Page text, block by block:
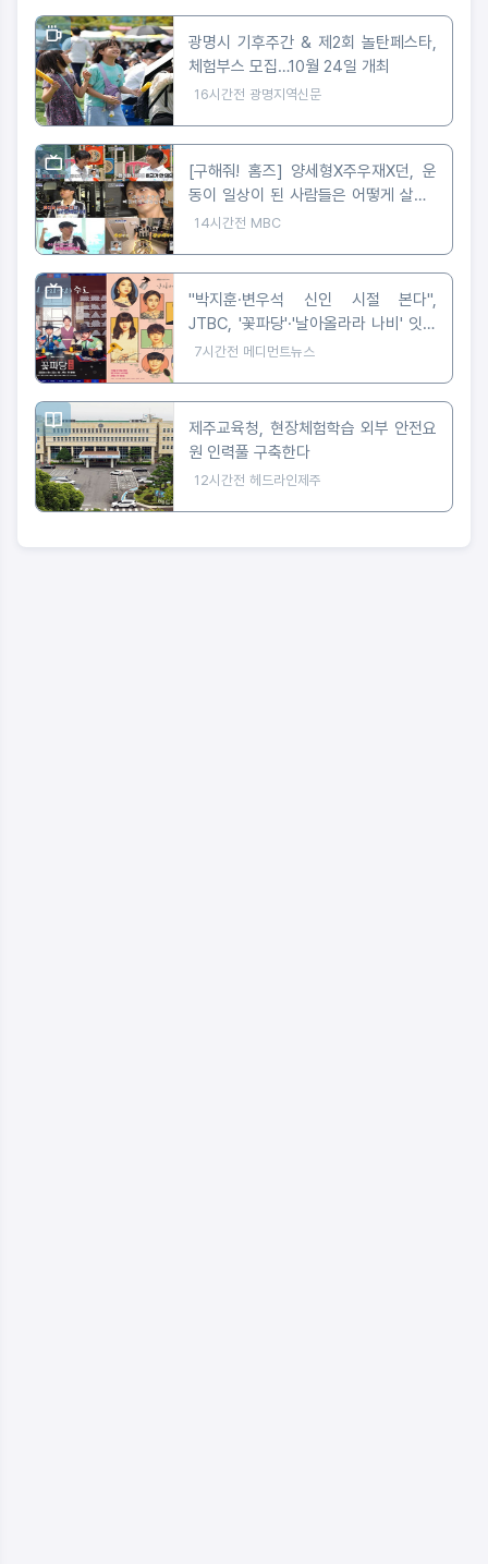
광명시 기후주간 & 제2회 놀탄페스타,
체험부스 모집…10월 24일 개최
16시간전 광명지역신문
[구해줘! 홈즈] 양세형X주우재X던, 운
동이 일상이 된 사람들은 어떻게 살까?
'운동세권' 임장 특집!
14시간전 MBC
"박지훈·변우석 신인 시절 본다",
JTBC, '꽃파당'·'날아올라라 나비' 잇따
라 편성
7시간전 메디먼트뉴스
제주교육청, 현장체험학습 외부 안전요
원 인력풀 구축한다
12시간전 헤드라인제주